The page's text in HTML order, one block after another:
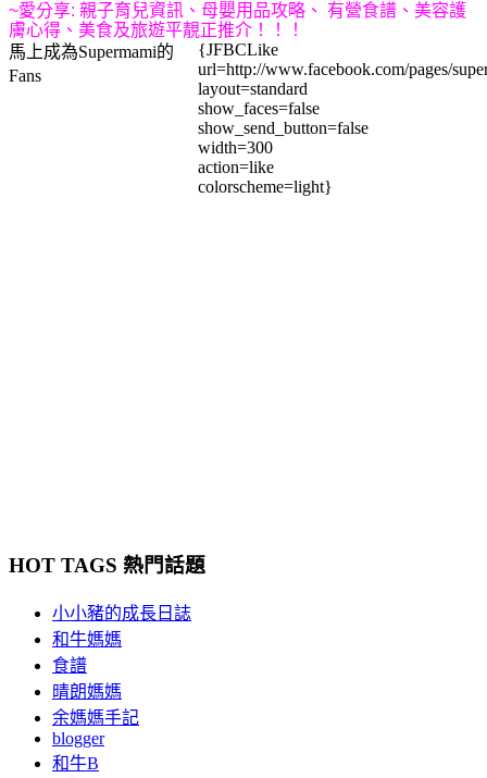
~愛分享: 親子育兒資訊、母嬰用品攻略、 有營食譜、美容護
膚心得、美食及旅遊平靚正推介 ！！！
馬上成為Supermami的
Fans
{JFBCLike
url=http://www.facebook.com/pages/
layout=standard
show_faces=false
show_send_button=false
width=300
action=like
colorscheme=light}
HOT TAGS 熱門話題
小小豬的成長日誌
和牛媽媽
食譜
晴朗媽媽
余媽媽手記
blogger
和牛B